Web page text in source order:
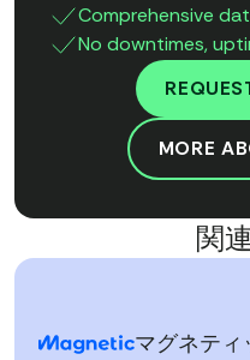
Comprehensive
No downtimes,
MORE
関
マグネティ